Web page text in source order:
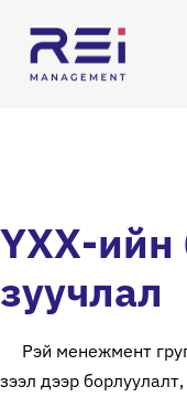
ҮХХ-ийн
зуучлал
Рэй менежмент
зээл дээр